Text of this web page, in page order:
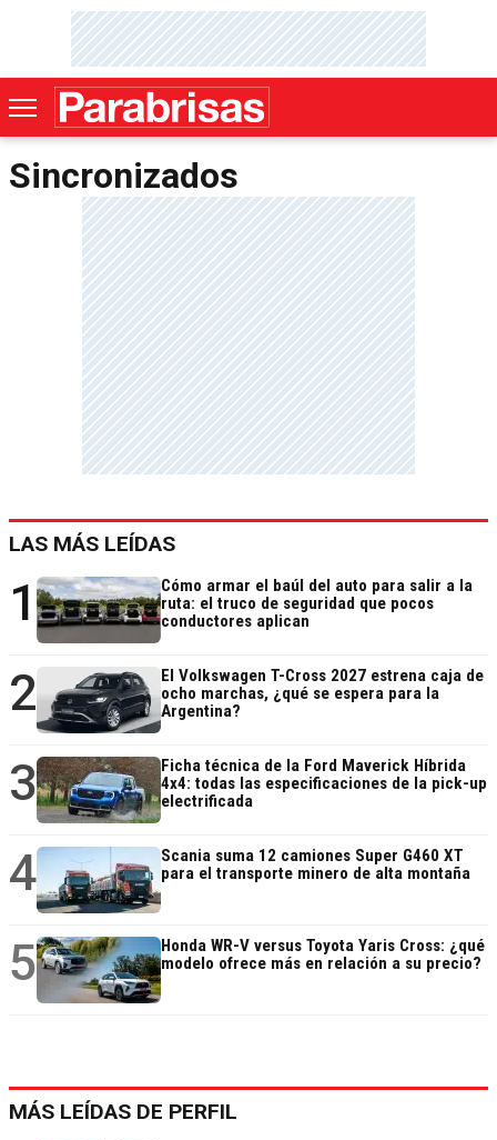
Sincronizados
LAS MÁS LEÍDAS
1
Cómo armar el baúl del auto para salir a la
ruta: el truco de seguridad que pocos
conductores aplican
2
El Volkswagen T-Cross 2027 estrena caja de
ocho marchas, ¿qué se espera para la
Argentina?
3
Ficha técnica de la Ford Maverick Híbrida
4x4: todas las especificaciones de la pick-up
electrificada
4
Scania suma 12 camiones Super G460 XT
para el transporte minero de alta montaña
5
Honda WR-V versus Toyota Yaris Cross: ¿qué
modelo ofrece más en relación a su precio?
MÁS LEÍDAS DE PERFIL